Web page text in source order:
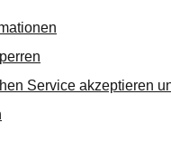
Service akzeptieren